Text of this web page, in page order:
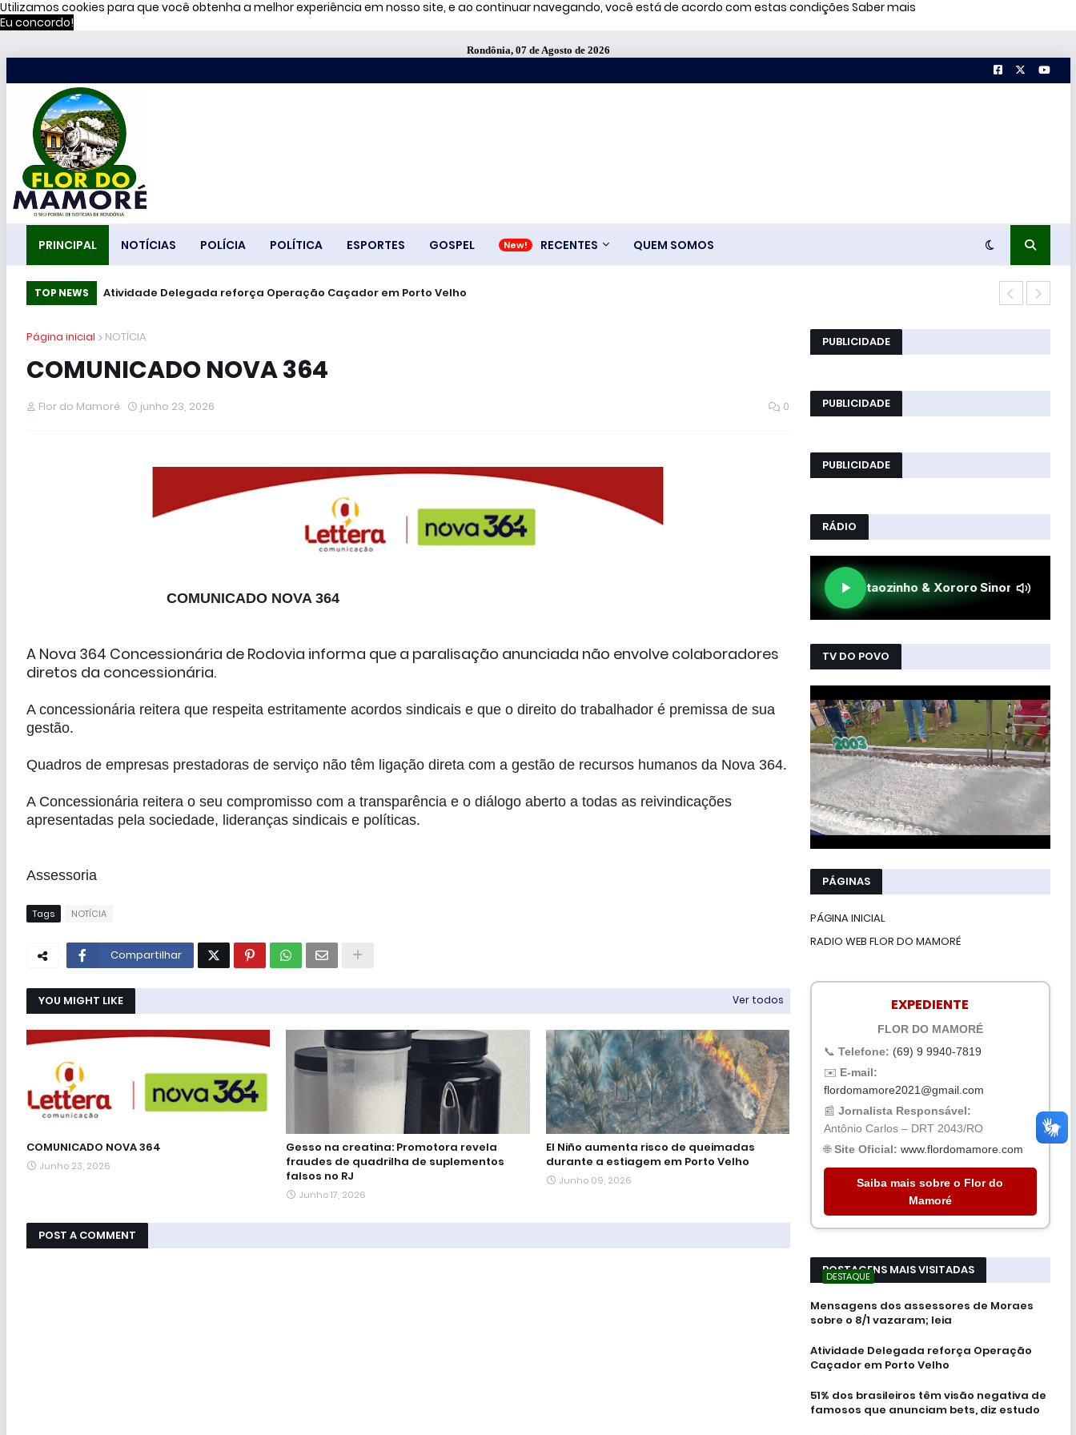
Utilizamos cookies para que você obtenha a melhor experiência em nosso site, e ao continuar navegando, você está de acordo com estas condições Saber mais
Eu concordo!
Rondônia, 07 de Agosto de 2026
PRINCIPAL NOTÍCIAS POLÍCIA POLÍTICA ESPORTES GOSPEL RECENTES QUEM SOMOS
TOP NEWS Atividade Delegada reforça Operação Caçador em Porto Velho
Página inicial NOTÍCIA
COMUNICADO NOVA 364
Flor do Mamoré junho 23, 2026 0
COMUNICADO NOVA 364
A Nova 364 Concessionária de Rodovia informa que a paralisação anunciada não envolve colaboradores
diretos da concessionária.
A concessionária reitera que respeita estritamente acordos sindicais e que o direito do trabalhador é premissa de sua
gestão.
Quadros de empresas prestadoras de serviço não têm ligação direta com a gestão de recursos humanos da Nova 364.
A Concessionária reitera o seu compromisso com a transparência e o diálogo aberto a todas as reivindicações
apresentadas pela sociedade, lideranças sindicais e políticas.
Assessoria
Tags NOTÍCIA
Compartilhar
YOU MIGHT LIKE Ver todos
COMUNICADO NOVA 364
Junho 23, 2026
Gesso na creatina: Promotora revela
fraudes de quadrilha de suplementos
falsos no RJ
Junho 17, 2026
El Niño aumenta risco de queimadas
durante a estiagem em Porto Velho
Junho 09, 2026
POST A COMMENT
PUBLICIDADE
PUBLICIDADE
PUBLICIDADE
RÁDIO
TV DO POVO
PÁGINAS
PÁGINA INICIAL
RADIO WEB FLOR DO MAMORÉ
EXPEDIENTE
FLOR DO MAMORÉ
📞 Telefone: (69) 9 9940-7819
✉️ E-mail:
flordomamore2021@gmail.com
📰 Jornalista Responsável:
Antônio Carlos – DRT 2043/RO
🌐Site Oficial: www.flordomamore.com
Saiba mais sobre o Flor do
Mamoré
POSTAGENS MAIS VISITADAS
DESTAQUE
Mensagens dos assessores de Moraes
sobre o 8/1 vazaram; leia
Atividade Delegada reforça Operação
Caçador em Porto Velho
51% dos brasileiros têm visão negativa de
famosos que anunciam bets, diz estudo